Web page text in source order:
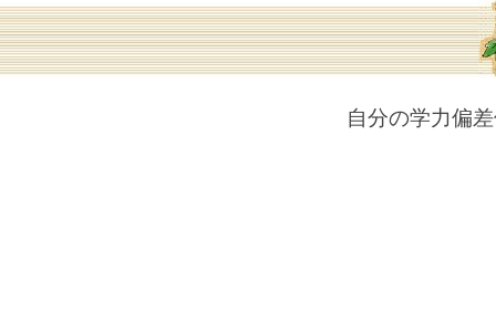
自分の学力偏